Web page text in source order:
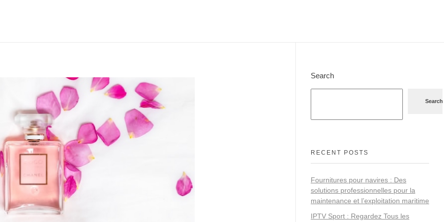
Search
Search
RECENT POSTS
Fournitures pour navires : Des
solutions professionnelles pour la
maintenance et l’exploitation maritime
IPTV Sport : Regardez Tous les